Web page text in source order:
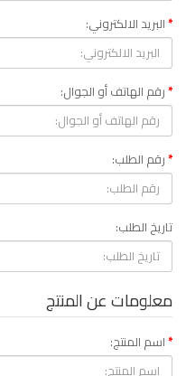
البريد الالكتروني:
رقم الهاتف أو الجوال:
رقم الطلب:
تاريخ الطلب:
معلومات عن المنتج
اسم المنتج: